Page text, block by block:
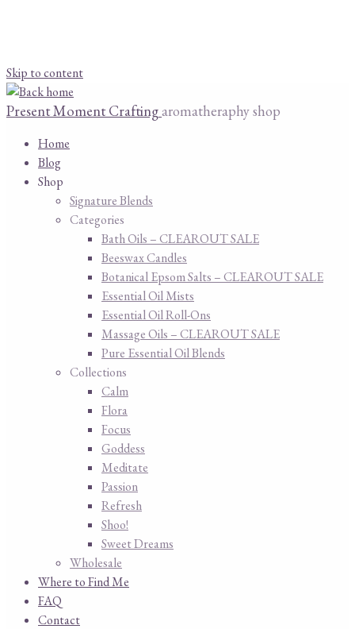
Skip to content
Present Moment Craftingaromatheraphy shop
Home
Blog
Shop
Signature Blends
Categories
Bath Oils – CLEAROUT SALE
Beeswax Candles
Botanical Epsom Salts – CLEAROUT SALE
Essential Oil Mists
Essential Oil Roll-Ons
Massage Oils – CLEAROUT SALE
Pure Essential Oil Blends
Collections
Calm
Flora
Focus
Goddess
Meditate
Passion
Refresh
Shoo!
Sweet Dreams
Wholesale
Where to Find Me
FAQ
Contact